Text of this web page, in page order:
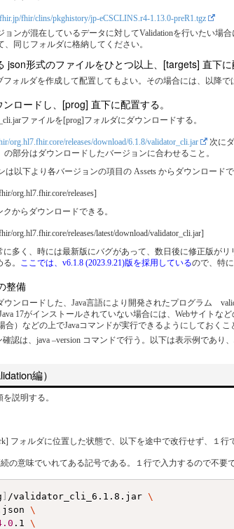
fhir/clins/pkghistory/jp-eCSCLINS.r4-1.13.0-preR1.tgz
ョンが混在しているデータに対してValidationを行いたい場
、同じフォルダに格納してください。
json形式のファイルをひとつ以上、[targets] 直下に
フォルダを作成して配置してもよい。その場合には、以降
ロードし、[prog] 直下に配置する。
ファイルを[prog]フォルダにダウンロードする。
org.hl7.fhir.core/releases/download/6.1.8/validator_cli.jar
次に
部分はダウンロードしたバージョンに合わせること。
以下より各バージョンの項目の Assets からダウンロードで
org.hl7.fhir.core/releases]
からダウンロードできる。
org.hl7.fhir.core/releases/latest/download/validator_cli.jar]
に多く、時には最新版にバグがあって、数日後に修正版が
。 ここでは、v6.1.8 (2023.9.21)版を採用しているので、特
整備
ウンロードした、Java言語により開発されたプログラム
17がインストールされていない場合には、Webサイトな
合）などの上でJavaコマンドが実行できるようにしておくこ
認は、java –version コマンドで行う。以下は表示例であり
編）
説明する。
フォルダに位置した状態で、以下を途中で改行せず、１行
の意味でいれてある記号である。１行で入力するので不
] /validator_cli_6.1.8.jar \
\
.1 \